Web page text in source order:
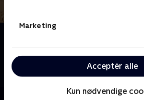
Marketing
Acceptér alle
Kun nødvendige
feriekoloni, hvor de skal kæmpe
igennem sommerens mange